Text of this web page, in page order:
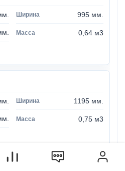
995 мм.
0,64 м3
1195 мм.
0,75 м3